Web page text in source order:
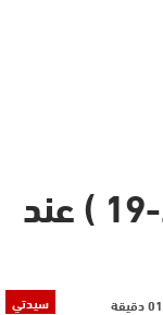
ماذا عن مرض ( كوفيد-19 ) عند
سيدتي